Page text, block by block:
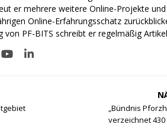
er mehrere weitere Online-Projekte
Online-Erfahrungsschatz
von PF-BITS schreibt er regelmäßig
„Bündnis
verzeichnet